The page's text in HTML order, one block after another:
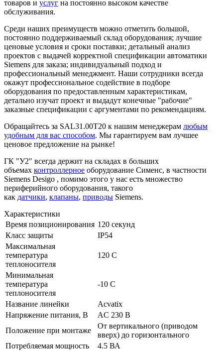
товаров и услуг на постоянно высоком качестве
обслуживания.
Среди наших преимуществ можно отметить большой,
постоянно поддерживаемый склад оборудования; лучшие
ценовые условия и сроки поставки; детальный анализ
проектов с выдачей корректной спецификации автоматики
Siemens для заказа; индивидуальный подход и
профессиональный менеджмент. Наши сотрудники всегда
окажут профессиональное содействие в подборе
оборудования по предоставленным характеристикам,
детально изучат проект и выдадут конечные "рабочие"
заказные спецификации с аргументами по рекомендациям.
Обращайтесь за SAL31.00T20 к нашим менеджерам любым
удобным для вас способом. Мы гарантируем вам лучшее
ценовое предложение на рынке!
ГК "У2" всегда держит на складах в больших
объемах контроллерное оборудование Сименс, в частности
Siemens Desigo , помимо этого у нас есть множество
периферийного оборудования, такого
как датчики, клапаны, приводы Siemens.
Характеристики
Время позиционирования 120 секунд
Класс защиты
IP54
Максимальная
температура
теплоносителя
120 C
Минимальная
температура
теплоносителя
-10 C
Название линейки
Acvatix
Напряжение питания, В
AC 230 В
Положение при монтаже
От вертикального (приводом
вверх) до горизонтального
Потребляемая мощность
4.5 ВА